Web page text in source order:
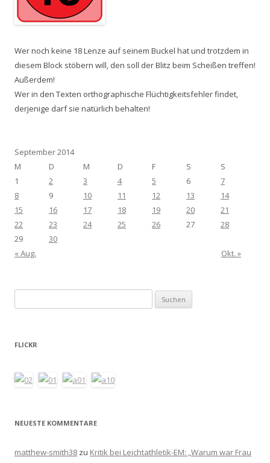
Wer noch keine 18 Lenze auf seinem Buckel hat und trotzdem in
diesem Block stöbern will, den soll der Blitz beim Scheißen treffen!
Außerdem!
Wer in den Texten orthographische Flüchtigkeitsfehler findet,
derjenige darf sie natürlich behalten!
September 2014
M
D M D F S
S
1
2 3 4 5 6
7
8
9 10 11 12 13
14
15
16 17 18 19 20
21
22
23 24 25 26 27
28
29
30
« Aug.
Okt. »
nach:
FLICKR
NEUESTE KOMMENTARE
matthew-smith38 zu Kritik bei Leichtathletik-EM: „Warum war Frau